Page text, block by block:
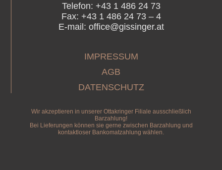
Telefon: +43 1 486 24 73
Fax: +43 1 486 24 73 – 4
E-mail: office@gissinger.at
IMPRESSUM
AGB
DATENSCHUTZ
Wir akzeptieren in unserer Ottakringer Filiale ausschließlich
Barzahlung!
Bei Lieferungen können sie gerne zwischen Barzahlung und
kontaktloser Bankomatzahlung wählen.